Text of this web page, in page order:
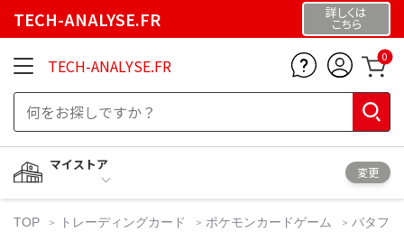
TECH-ANALYSE.FR 詳しくは
こちら
TECH-ANALYSE.FR 0
マイストア
変更
TOP トレーディングカード ポケモンカードゲーム
バタフ